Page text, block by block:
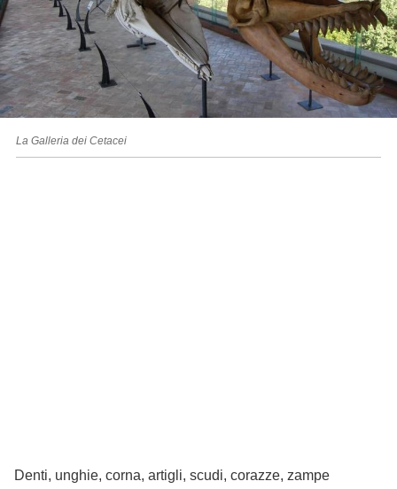
La Galleria dei Cetacei
Denti, unghie, corna, artigli, scudi, corazze, zampe